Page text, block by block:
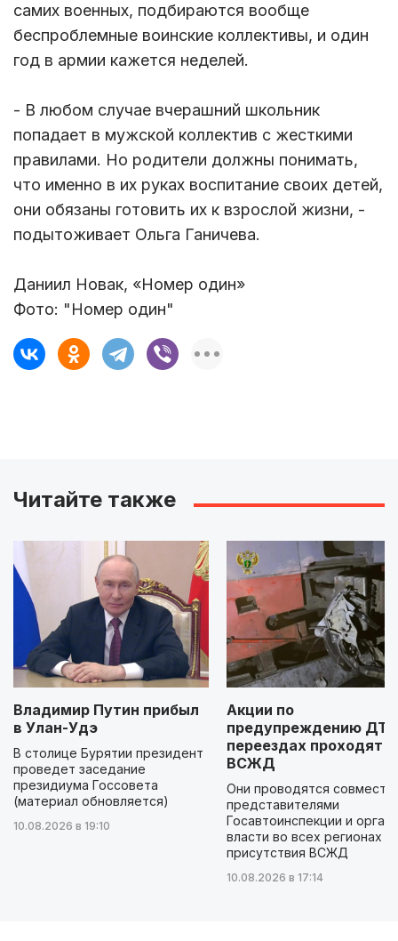
самих военных, подбираются вообще
беспроблемные воинские коллективы, и один
год в армии кажется неделей.
- В любом случае вчерашний школьник
попадает в мужской коллектив с жесткими
правилами. Но родители должны понимать,
что именно в их руках воспитание своих детей,
они обязаны готовить их к взрослой жизни, -
подытоживает Ольга Ганичева.
Даниил Новак, «Номер один»
Фото: "Номер один"
Читайте также
Владимир Путин прибыл
в Улан-Удэ
В столице Бурятии президент
проведет заседание
президиума Госсовета
(материал обновляется)
10.08.2026 в 19:10
Акции по
предупреждению
переездах проходят
ВСЖД
Они проводятся
представителями
Госавтоинспекции и
власти во всех регионах
присутствия ВСЖД
10.08.2026 в 17:14